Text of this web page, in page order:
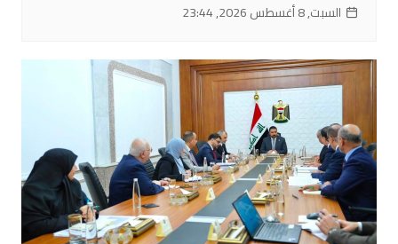
السبت, 8 أغسطس 2026, 23:44